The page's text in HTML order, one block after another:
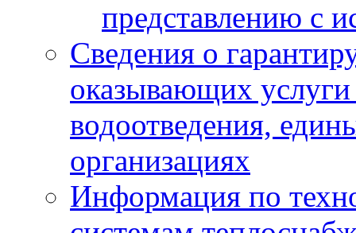
представлению с
Сведения о
оказывающих
водоотведения,
организациях
Информация по